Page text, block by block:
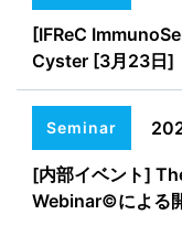
[IFReC
Cyster [3月23日]
Seminar
[内部イベント]
Webinar©による